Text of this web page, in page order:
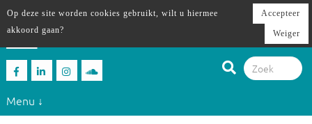
Menu ↓
Op deze site worden cookies gebruikt, wilt u hiermee
akkoord gaan?
Accepteer
Weiger